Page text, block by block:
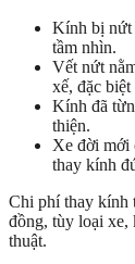
Kính bị nứt
tầm nhìn.
Vết nứt
xế, đặc
Kính đã
thiện.
Xe đời mới
thay kính
Chi phí thay kính
đồng, tùy loại xe,
thuật.